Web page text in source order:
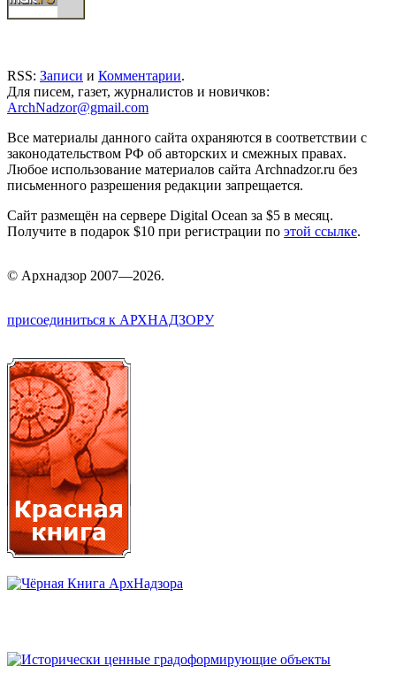
RSS: Записи и Комментарии.
Для писем, газет, журналистов и новичков:
ArchNadzor@gmail.com
Все материалы данного сайта охраняются в соответствии с
законодательством РФ об авторских и смежных правах.
Любое использование материалов сайта Archnadzor.ru без
письменного разрешения редакции запрещается.
Сайт размещён на сервере Digital Ocean за $5 в месяц.
Получите в подарок $10 при регистрации по этой ссылке.
© Архнадзор 2007—2026.
присоединиться к АРХНАДЗОРУ